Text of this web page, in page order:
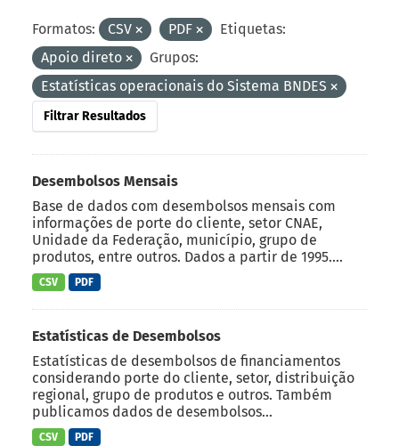
Formatos: CSV PDF
Etiquetas:
Apoio direto
Grupos:
Estatísticas operacionais do Sistema BNDES
Filtrar Resultados
Desembolsos Mensais
Base de dados com desembolsos mensais com
informações de porte do cliente, setor CNAE,
Unidade da Federação, município, grupo de
produtos, entre outros. Dados a partir de 1995....
CSV PDF
Estatísticas de Desembolsos
Estatísticas de desembolsos de financiamentos
considerando porte do cliente, setor, distribuição
regional, grupo de produtos e outros. Também
publicamos dados de desembolsos...
CSV PDF